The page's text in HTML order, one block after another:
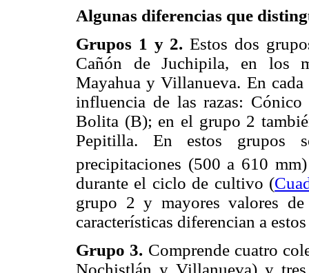
Algunas diferencias que
Grupos 1 y 2. Estos dos
Cañón de Juchipila, en los
Mayahua y Villanueva. En
influencia de las razas:
Bolita (B); en el grupo 2
Pepitilla. En estos grupos
precipitaciones (500 a 610
durante el ciclo de cultivo (
grupo 2 y mayores valores
características diferencian a
Grupo 3. Comprende cuatro
Nochistlán y Villanueva) y